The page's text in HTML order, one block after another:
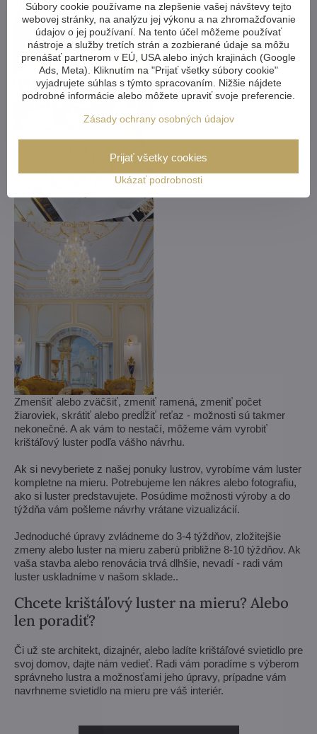
Zmenšiť alebo zväčšiť, zmeniť ramená, zmeniť počet
žiaroviek, skrátiť alebo predĺžiť reťaz - možnosti sú takmer
nekonečné. A ak vám to nestačí, môžeme vám vyrobiť
krištáľový luster podľa vášho návrhu.
Ak si nevyberiete z našej ponuky lustrov, vyrobíme vám luster
kompletne na mieru. Potrebujeme len nákres alebo fotografiu,
ako si luster predstavujete. Posúdime možnosti výroby a do
týždňa vám pošleme návrhy vrátane vizualizácií.
Jednoduché úpravy zvládneme do 3-4 týždňov, zložitejšie
zmeny alebo luster na mieru zaberú približne 8-10 týždňov. Ak
vaša stavba alebo renovácia trvá dlhšie, nevadí - radi vám
luster uskladníme v našom sklade..
Chcete krištáľový luster na mieru? Alebo
len poradiť?
Či už ste architekt, dizajnér, alebo ladíte krištáľové svietidlo pre
svoj domov, dajte nám vedieť. Radi vám poradíme s výberom
správneho lustra a možnosťami jeho úpravy, prípadne vám
navrhneme svietidlo na mieru pre váš interiér.
Súbory cookie používame na zlepšenie vašej návštevy tejto
webovej stránky, na analýzu jej výkonu a na zhromažďovanie
údajov o jej používaní. Na tento účel môžeme používať
nástroje a služby tretích strán a zozbierané údaje sa môžu
prenášať partnerom v EÚ, USA alebo iných krajinách (Google
Ads, Meta). Kliknutím na "Prijať všetky súbory cookie"
vyjadrujete súhlas s týmto spracovaním. Nižšie nájdete
podrobné informácie alebo môžete upraviť svoje preferencie.
Zásady ochrany osobných údajov
Ukázať podrobnosti
Prijať všetky cookies